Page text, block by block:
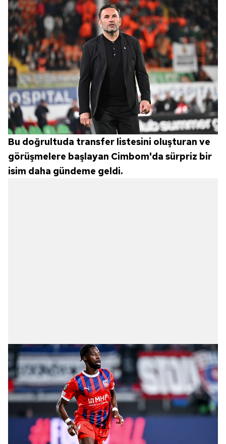
Bu doğrultuda transfer listesini oluşturan ve
görüşmelere başlayan Cimbom'da sürpriz bir
isim daha gündeme geldi.